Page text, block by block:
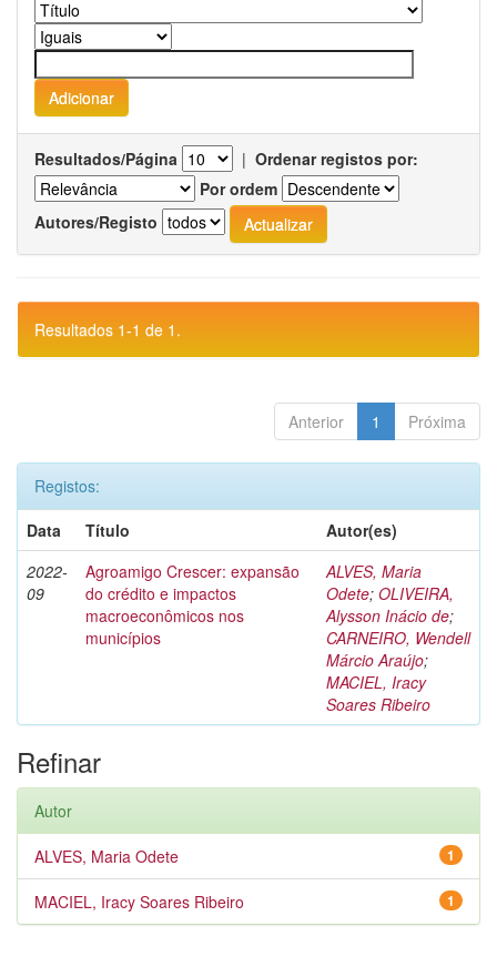
Resultados/Página | Ordenar registos por:
Por ordem
Autores/Registo
Resultados 1-1 de 1.
Anterior 1 Próxima
Registos:
Data
Título
Autor(es)
2022-
09
Agroamigo Crescer: expansão
do crédito e impactos
macroeconômicos nos
municípios
ALVES, Maria
Odete; OLIVEIRA,
Alysson Inácio de;
CARNEIRO, Wendell
Márcio Araújo;
MACIEL, Iracy
Soares Ribeiro
Refinar
Autor
1
ALVES, Maria Odete
1
MACIEL, Iracy Soares Ribeiro